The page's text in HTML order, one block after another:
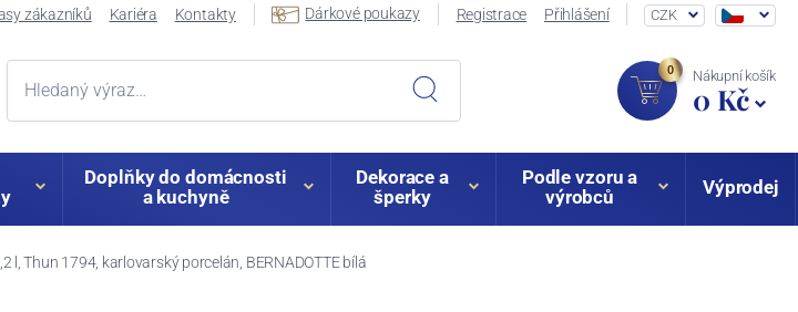
zákazníků Kariéra Kontakty Dárkové poukazy Registrace Přihlášení CZK
0 Nákupní košík
0 Kč
Doplňky do domácnosti
a kuchyně
Dekorace a
šperky
Podle vzoru a
výrobců
Výprodej
l, Thun 1794, karlovarský porcelán, BERNADOTTE bílá